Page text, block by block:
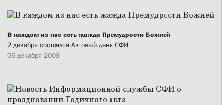
В каждом из нас есть жажда Премудрости Божией
2 декабря состоялся Актовый день СФИ
06 декабря 2009